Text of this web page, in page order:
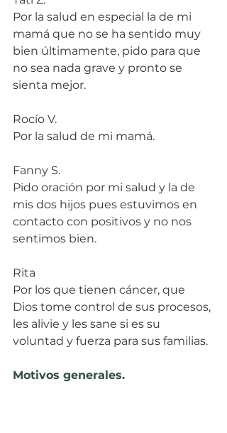
Por la salud en especial la de mi
mamá que no se ha sentido muy
bien últimamente, pido para que
no sea nada grave y pronto se
sienta mejor.
Rocío V.
Por la salud de mi mamá.
Fanny S.
Pido oración por mi salud y la de
mis dos hijos pues estuvimos en
contacto con positivos y no nos
sentimos bien.
Rita
Por los que tienen cáncer, que
Dios tome control de sus procesos,
les alivie y les sane si es su
voluntad y fuerza para sus familias.
Motivos generales.